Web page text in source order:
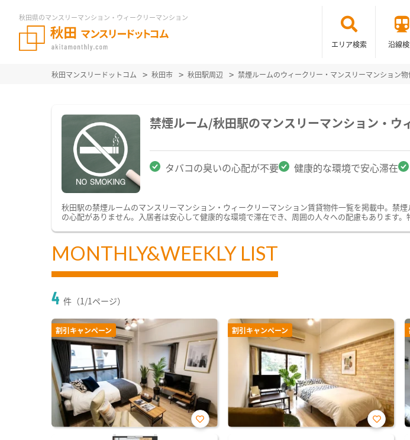
秋田県のマンスリーマンション・ウィークリーマンション
エリア検索 沿線
秋田マンスリードットコム 秋田市 秋田駅周辺 禁煙ルームのウィークリー・マンスリーマンション
禁煙ルーム/秋田駅のマンスリーマンション・ウ
タバコの臭いの心配が不要 健康的な環境で安心滞在
秋田駅の禁煙ルームのマンスリーマンション・ウィークリーマンション賃貸物件一覧を掲載中。禁
の心配がありません。入居者は安心して健康的な環境で滞在でき、周囲の人々への配慮もあります
MONTHLY&WEEKLY LIST
4 件（1/1ページ）
割引キャンペーン
お気
割引キャンペーン
お気